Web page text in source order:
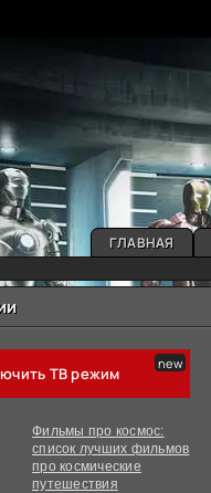
ГЛАВНАЯ
ТВ режим
Фильмы про космос:
список лучших фильмов
про космические
путешествия